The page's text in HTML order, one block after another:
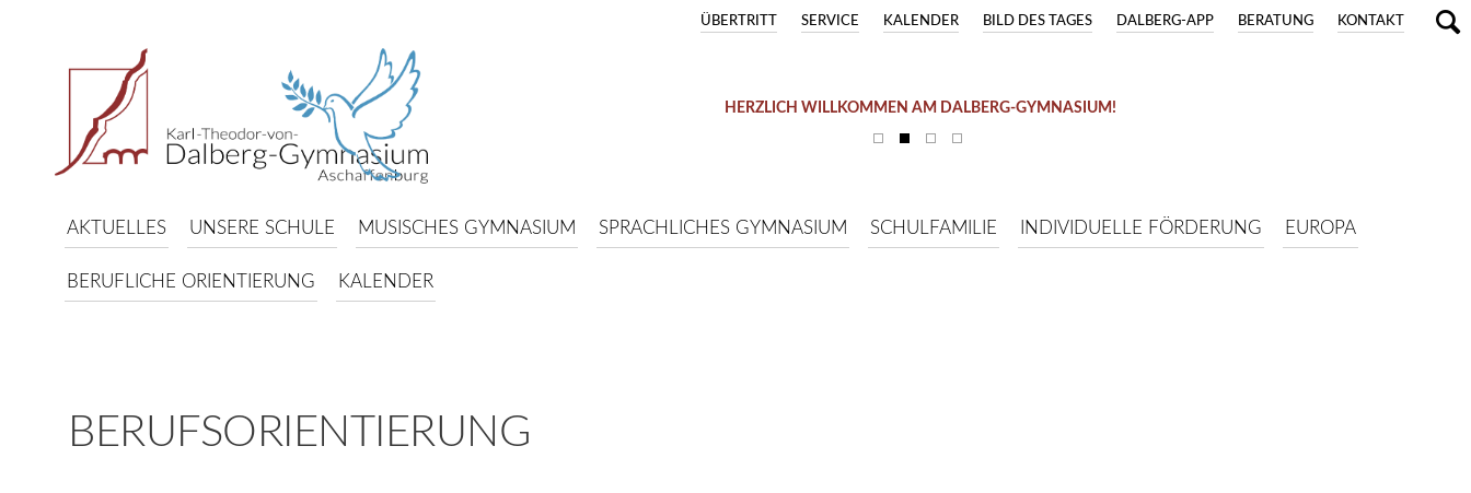
KONTAKT
BERATUNG
DALBERG-APP
BILD DES TAGES
KALENDER
SERVICE
ÜBERTRITT
HERZLICH WILLKOMMEN AM DALBERG-GYMNASIUM!
SOMMERFERIEN (03.08. – 14.09.)
AKTUELLES UNSERE SCHULE MUSISCHES GYMNASIUM SPRACHLICHES GYMNASIUM SCHULFAMILIE INDIVIDUELLE FÖRDERUNG EUROPA
BERUFLICHE ORIENTIERUNG KALENDER
BERUFSORIENTIERUNG